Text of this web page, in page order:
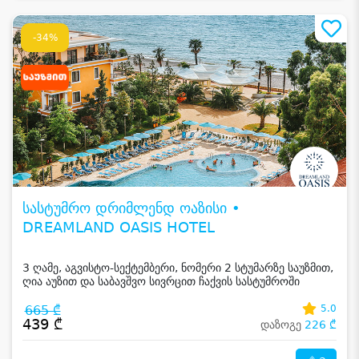
-34%
სასტუმრო დრიმლენდ ოაზისი •
DREAMLAND OASIS HOTEL
3 ღამე, აგვისტო-სექტემბერი, ნომერი 2 სტუმარზე საუზმით,
ღია აუზით და საბავშვო სივრცით ჩაქვის სასტუმროში
665 ₾
439 ₾
5.0
დაზოგე 226 ₾